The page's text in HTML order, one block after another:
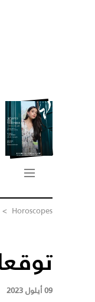
Horoscopes
>
09 أيلول 2023